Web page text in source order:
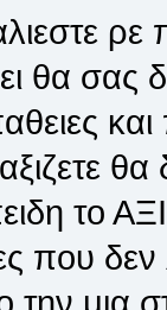
ρε
θα σας
το
που δεν